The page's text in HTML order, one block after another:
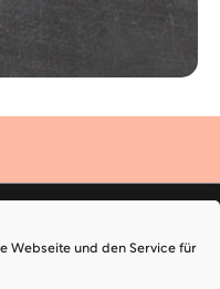
Webseite und den Service für